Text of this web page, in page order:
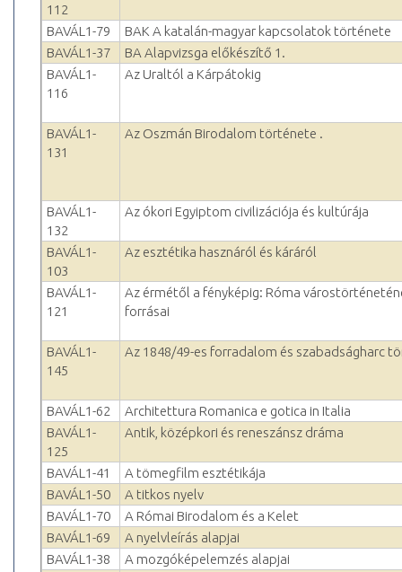
112
BAVÁL1-79
BAK A katalán-magyar kapcsolatok története
BAVÁL1-37
BA Alapvizsga előkészítő 1.
BAVÁL1-
116
Az Uraltól a Kárpátokig
BAVÁL1-
131
Az Oszmán Birodalom története .
BAVÁL1-
132
Az ókori Egyiptom civilizációja és kultúrája
BAVÁL1-
103
Az esztétika hasznáról és káráról
BAVÁL1-
121
Az érmétől a fényképig: Róma
forrásai
BAVÁL1-
145
Az 1848/49-es forradalom és szabadságharc
BAVÁL1-62
Architettura Romanica e gotica in Italia
BAVÁL1-
125
Antik, középkori és reneszánsz dráma
BAVÁL1-41
A tömegfilm esztétikája
BAVÁL1-50
A titkos nyelv
BAVÁL1-70
A Római Birodalom és a Kelet
BAVÁL1-69
A nyelvleírás alapjai
BAVÁL1-38
A mozgóképelemzés alapjai